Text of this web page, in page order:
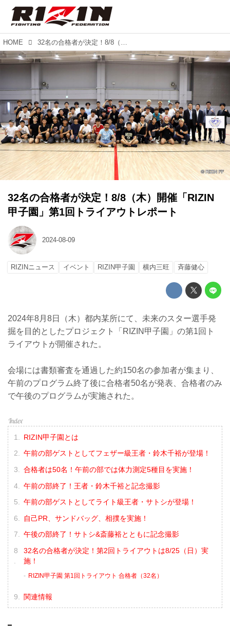
HOME 32名の合格者が決定！8/8（木）開催「RIZIN甲子園」第1回トライアウトレポート
32名の合格者が決定！8/8（木）開催「RIZIN
甲子園」第1回トライアウトレポート
2024-08-09
RIZINニュース イベント RIZIN甲子園 横内三旺 ⻫藤健心
2024年8月8日（木）都内某所にて、未来のスター選手発
掘を目的としたプロジェクト「RIZIN甲子園」の第1回ト
ライアウトが開催された。
会場には書類審査を通過した約150名の参加者が集まり、
午前のプログラム終了後に合格者50名が発表、合格者のみ
で午後のプログラムが実施された。
RIZIN甲子園とは
午前の部ゲストとしてフェザー級王者・鈴木千裕が登場！
合格者は50名！午前の部では体力測定5種目を実施！
午前の部終了！王者・鈴木千裕と記念撮影
午前の部ゲストとしてライト級王者・サトシが登場！
自己PR、サンドバッグ、相撲を実施！
午後の部終了！サトシ&斎藤裕とともに記念撮影
32名の合格者が決定！第2回トライアウトは8/25（日）実
施！
RIZIN甲子園 第1回トライアウト 合格者（32名）
関連情報